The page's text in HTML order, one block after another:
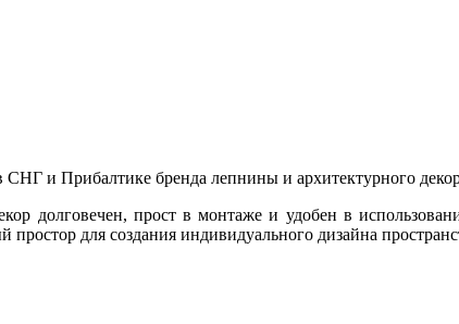
и Прибалтике бренда лепнины и архитектурного
долговечен, прост в монтаже и удобен в
для создания индивидуального дизайна